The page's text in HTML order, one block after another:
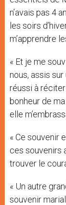
n’avais pas 4
les soirs
m’apprendre
« Et je me
nous, assis sur
réussi à réciter
bonheur de
elle
« Ce souvenir
ces souvenirs
trouver le
« Un autre
souvenir